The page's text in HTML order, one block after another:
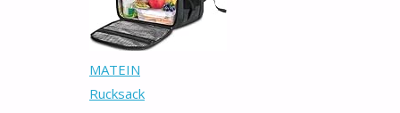
MATEIN
Rucksack